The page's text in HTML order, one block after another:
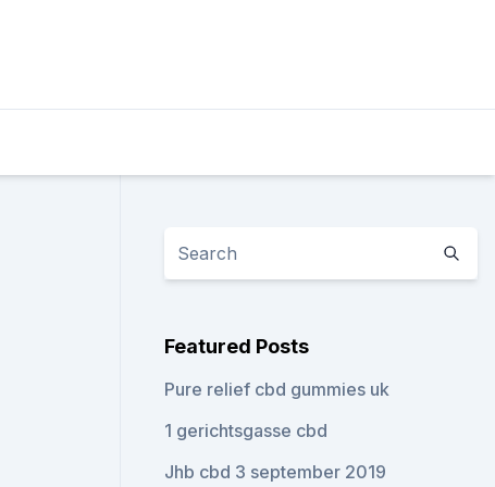
Featured Posts
Pure relief cbd gummies uk
1 gerichtsgasse cbd
Jhb cbd 3 september 2019